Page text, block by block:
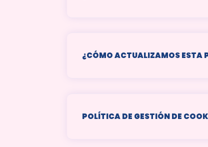
¿CÓMO ACTUALIZAMOS ESTA
POLÍTICA DE GESTIÓN DE